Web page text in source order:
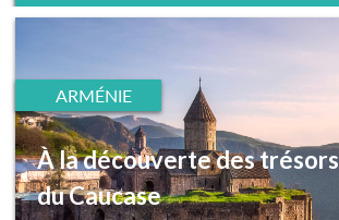
ARMÉNIE
À la découverte des trésors
du Caucase